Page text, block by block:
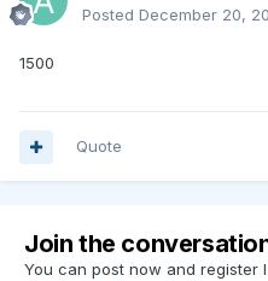
Posted December 20,
1500
Quote
Join the
You can post now and register